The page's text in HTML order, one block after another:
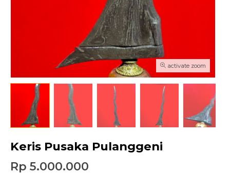
activate zoom
Keris Pusaka Pulanggeni
Rp 5.000.000